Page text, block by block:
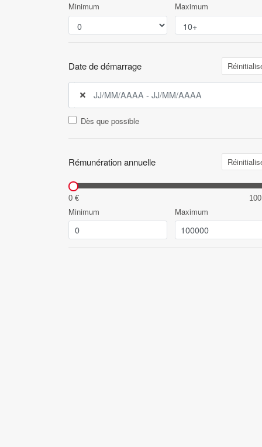
Minimum Maximum
Date de démarrage
Dès que possible
Rémunération annuelle
0 €
Minimum Maximum